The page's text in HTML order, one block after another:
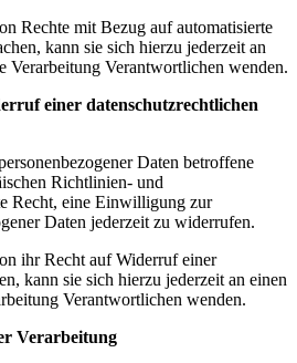
Rechte mit Bezug auf automatisierte
kann sie sich hierzu jederzeit an
Verarbeitung Verantwortlichen wenden.
einer datenschutzrechtlichen
Daten betroffene
Richtlinien- und
Recht, eine Einwilligung zur
Daten jederzeit zu widerrufen.
ihr Recht auf Widerruf einer
kann sie sich hierzu jederzeit an einen
Verantwortlichen wenden.
Verarbeitung